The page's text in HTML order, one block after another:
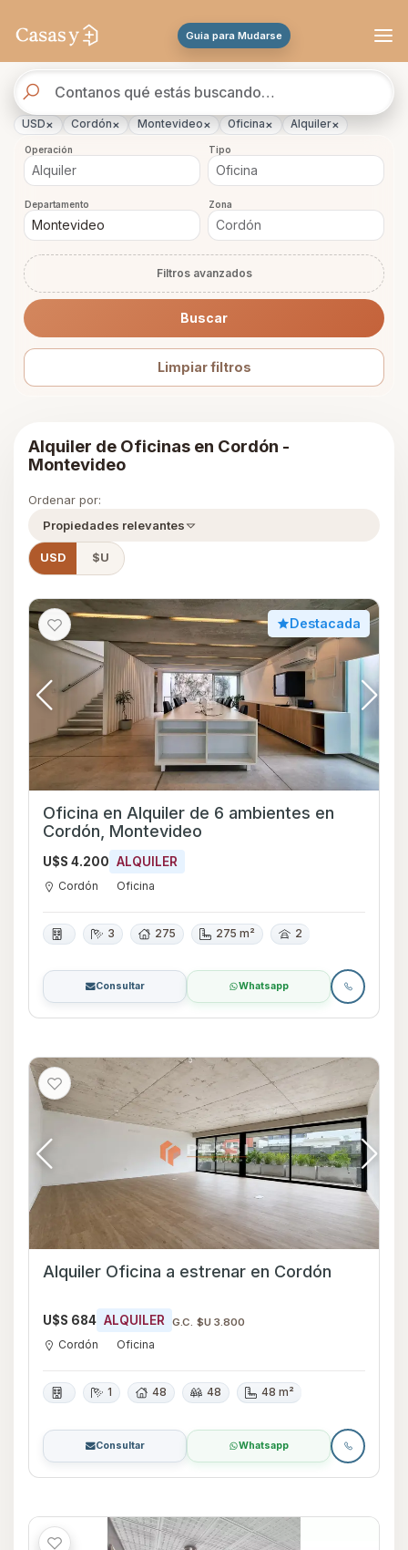
Guia para Mudarse
de
propiedades
USD× Cordón× Montevideo× Oficina× Alquiler×
Operación Tipo
Departamento Zona
Filtros avanzados
Buscar
Limpiar filtros
Alquiler de Oficinas en Cordón -
Montevideo
Ordenar por:
Propiedades relevantes
USD $U
Destacada
Oficina en Alquiler de 6 ambientes en
Cordón, Montevideo
U$S 4.200 ALQUILER
Cordón Oficina
3 275 275 m² 2
Consultar Whatsapp
Alquiler Oficina a estrenar en Cordón
U$S 684 ALQUILER G.C. $U 3.800
Cordón Oficina
1 48 48 48 m²
Consultar Whatsapp